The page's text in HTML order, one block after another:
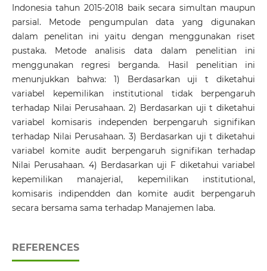
Indonesia tahun 2015-2018 baik secara simultan maupun
parsial. Metode pengumpulan data yang digunakan
dalam penelitan ini yaitu dengan menggunakan riset
pustaka. Metode analisis data dalam penelitian ini
menggunakan regresi berganda. Hasil penelitian ini
menunjukkan bahwa: 1) Berdasarkan uji t diketahui
variabel kepemilikan institutional tidak berpengaruh
terhadap Nilai Perusahaan. 2) Berdasarkan uji t diketahui
variabel komisaris independen berpengaruh signifikan
terhadap Nilai Perusahaan. 3) Berdasarkan uji t diketahui
variabel komite audit berpengaruh signifikan terhadap
Nilai Perusahaan. 4) Berdasarkan uji F diketahui variabel
kepemilikan manajerial, kepemilikan institutional,
komisaris indipendden dan komite audit berpengaruh
secara bersama sama terhadap Manajemen laba.
REFERENCES